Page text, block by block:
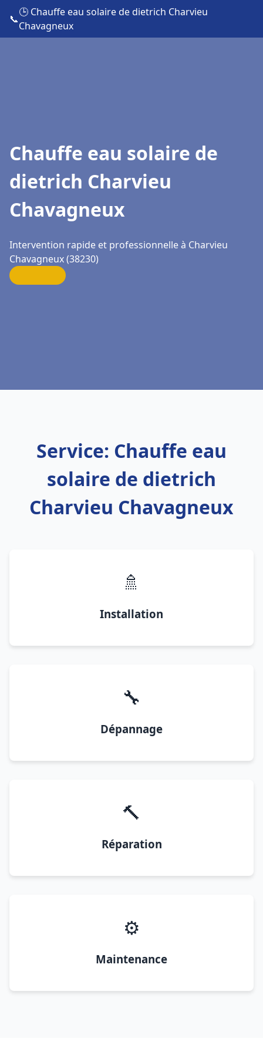
📞
🕒 Chauffe eau solaire de dietrich Charvieu
Chavagneux
Chauffe eau solaire de
dietrich Charvieu
Chavagneux
Intervention rapide et professionnelle à Charvieu
Chavagneux (38230)
Service: Chauffe eau
solaire de dietrich
Charvieu Chavagneux
🚿
Installation
🔧
Dépannage
🔨
Réparation
⚙️
Maintenance